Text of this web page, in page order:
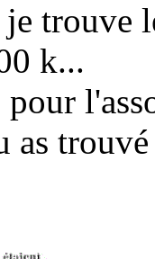
trouve
k...
as